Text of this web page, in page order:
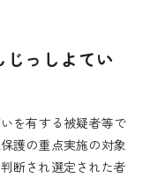
っしよてい
を有する被疑者等で
護の重点実施の対象
断され選定された者